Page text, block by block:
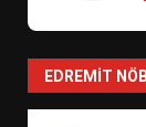
EDREMIT